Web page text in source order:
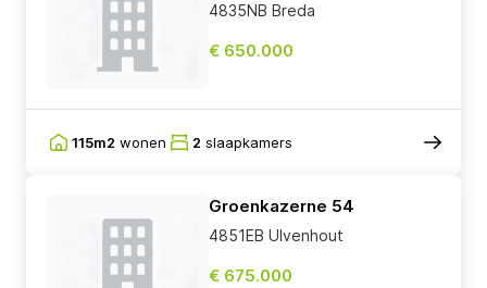
4835NB Breda
€ 650.000
115m2 wonen 2 slaapkamers
Groenkazerne 54
4851EB Ulvenhout
€ 675.000